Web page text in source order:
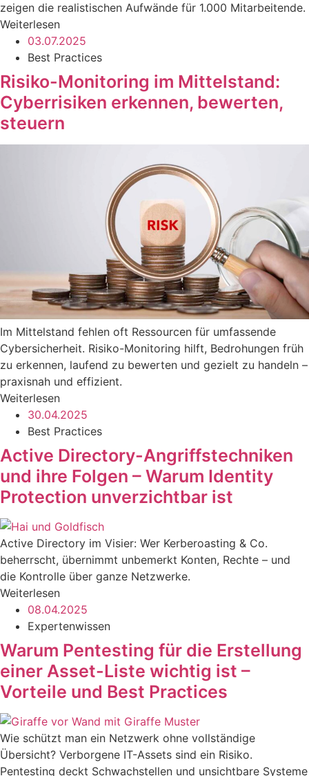
zeigen die realistischen Aufwände für 1.000 Mitarbeitende.
Weiterlesen
03.07.2025
Best Practices
Risiko-Monitoring im Mittelstand:
Cyberrisiken erkennen, bewerten,
steuern
Im Mittelstand fehlen oft Ressourcen für umfassende
Cybersicherheit. Risiko-Monitoring hilft, Bedrohungen früh
zu erkennen, laufend zu bewerten und gezielt zu handeln –
praxisnah und effizient.
Weiterlesen
30.04.2025
Best Practices
Active Directory-Angriffstechniken
und ihre Folgen – Warum Identity
Protection unverzichtbar ist
Active Directory im Visier: Wer Kerberoasting & Co.
beherrscht, übernimmt unbemerkt Konten, Rechte – und
die Kontrolle über ganze Netzwerke.
Weiterlesen
08.04.2025
Expertenwissen
Warum Pentesting für die Erstellung
einer Asset-Liste wichtig ist –
Vorteile und Best Practices
Wie schützt man ein Netzwerk ohne vollständige
Übersicht? Verborgene IT-Assets sind ein Risiko.
Pentesting deckt Schwachstellen und unsichtbare Systeme